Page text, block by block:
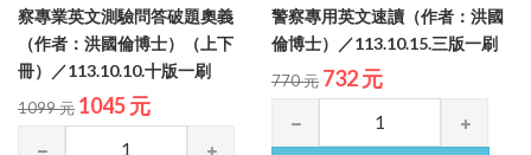
察專業英文測驗問答破題奧義
（作者：洪國倫博士）（上下
冊）／113.10.10.十版一刷
1099 元 1045 元
警察專用英文速讀（作者：洪國
倫博士）／113.10.15.三版一刷
770 元 732 元